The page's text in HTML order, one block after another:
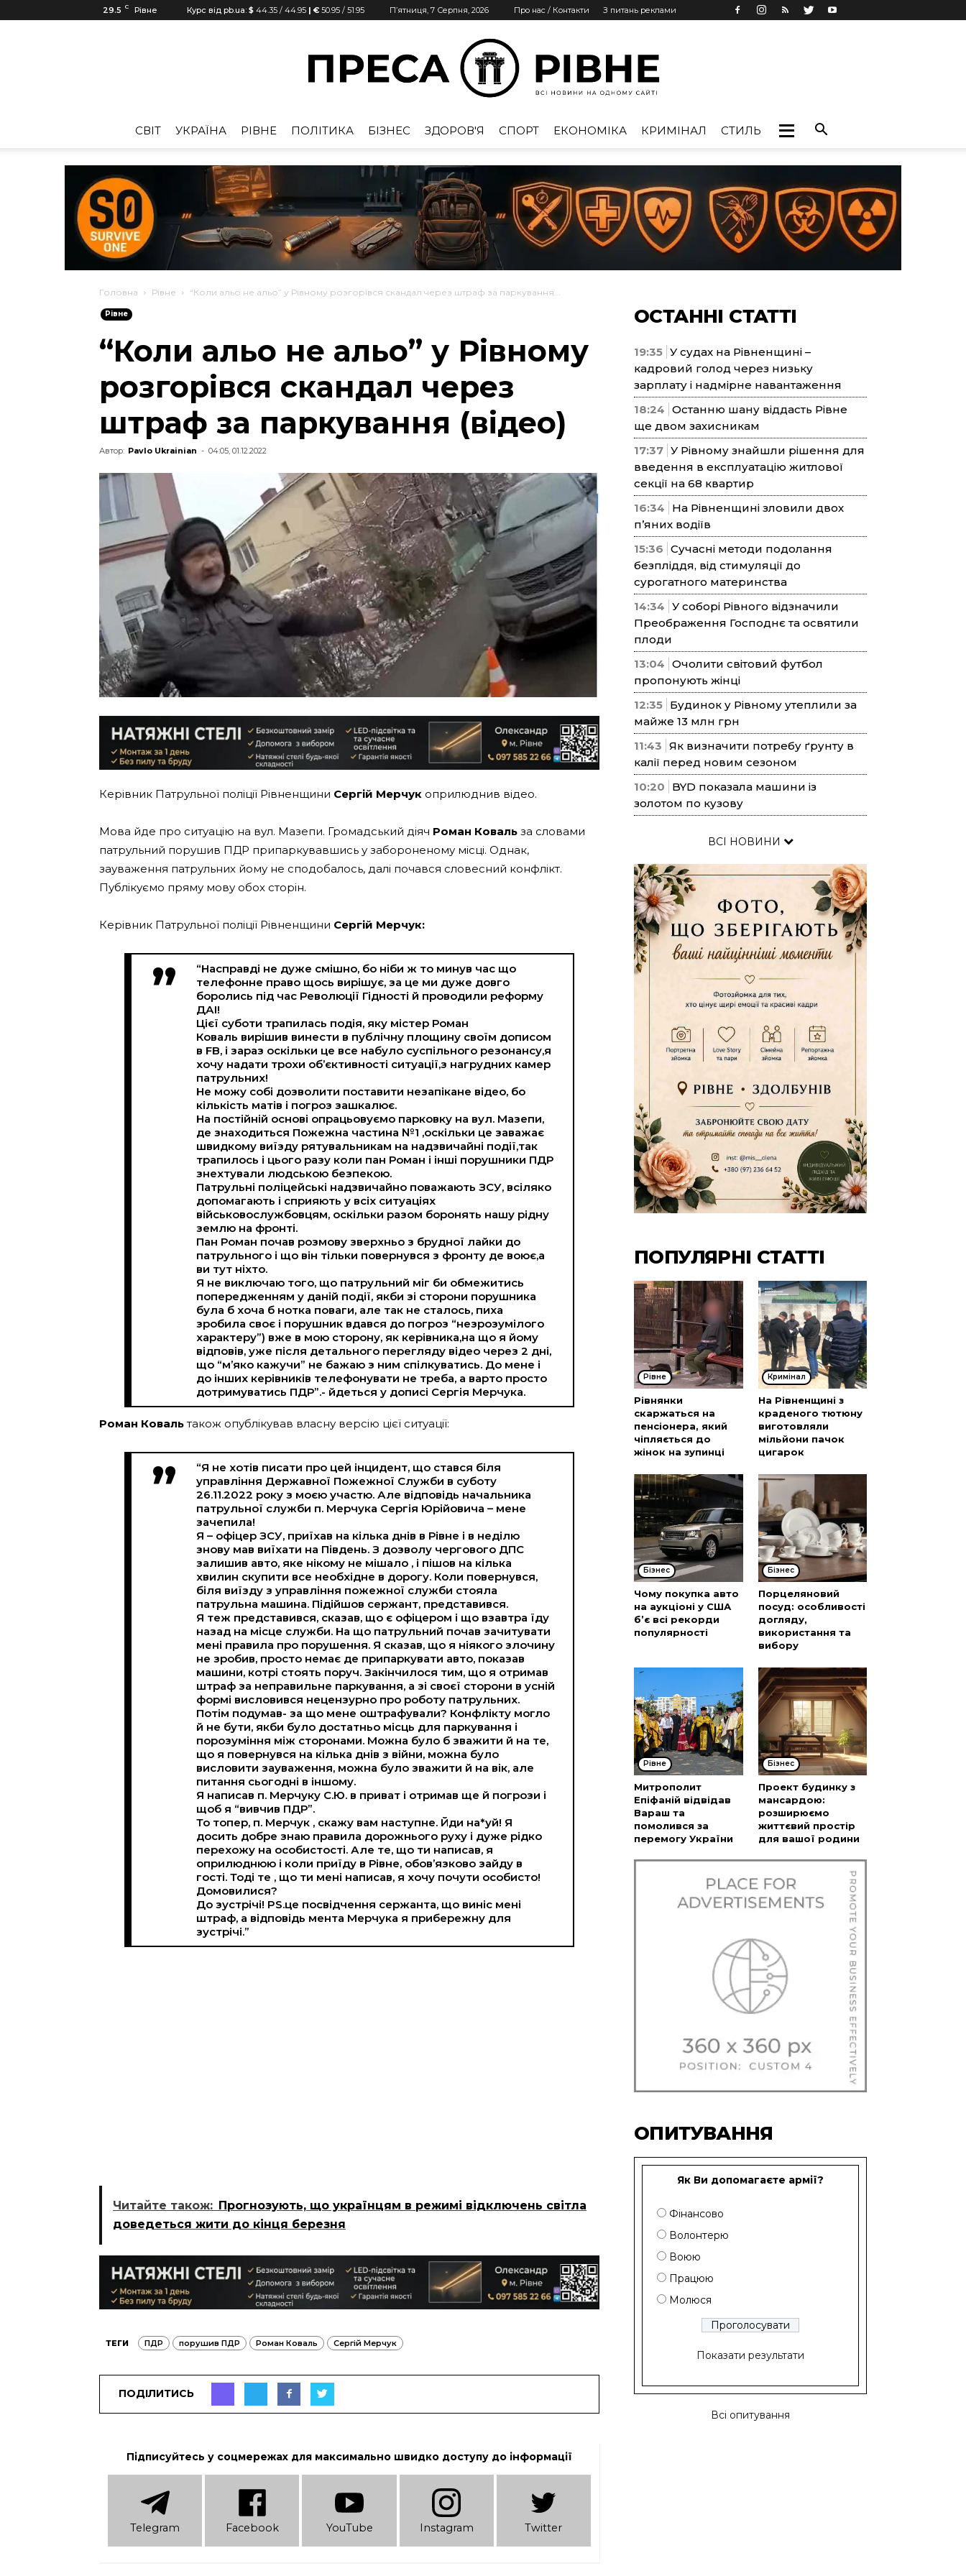
29.5 C Рівне Курс від pb.ua: $ 44.35 / 44.95 | € 50.95 / 51.95 П’ятниця, 7 Серпня, 2026 Про нас / Контакти З питань реклами
Рівне
CВІТ УКРАЇНА РІВНЕ ПОЛІТИКА БІЗНЕС ЗДОРОВ'Я СПОРТ ЕКОНОМІКА КРИМІНАЛ СТИЛЬ
Головна Рівне “Коли альо не альо” у Рівному розгорівся скандал через штраф за паркування...
Рівне
“Коли альо не альо” у Рівному
розгорівся скандал через
штраф за паркування (відео)
Автор: Pavlo Ukrainian - 04:05, 01.12.2022
Керівник Патрульної поліції Рівненщини Сергій Мерчук оприлюднив відео.
Мова йде про ситуацію на вул. Мазепи. Громадський діяч Роман Коваль за словами
патрульний порушив ПДР припаркувавшись у забороненому місці. Однак,
зауваження патрульних йому не сподобалось, далі почався словесний конфлікт.
Публікуємо пряму мову обох сторін.
Керівник Патрульної поліції Рівненщини Сергій Мерчук:
“Насправді не дуже смішно, бо ніби ж то минув час що
телефонне право щось вирішує, за це ми дуже довго
боролись під час Революції Гідності й проводили реформу
ДАІ!
Цієї суботи трапилась подія, яку містер Роман
Коваль вирішив винести в публічну площину своїм дописом
в FB, і зараз оскільки це все набуло суспільного резонансу,я
хочу надати трохи об’єктивності ситуації,з нагрудних камер
патрульних!
Не можу собі дозволити поставити незапікане відео, бо
кількість матів і погроз зашкалює.
На постійній основі опрацьовуємо парковку на вул. Мазепи,
де знаходиться Пожежна частина №1 ,оскільки це заважає
швидкому виїзду рятувальникам на надзвичайні події,так
трапилось і цього разу коли пан Роман і інші порушники ПДР
знехтували людською безпекою.
Патрульні поліцейські надзвичайно поважають ЗСУ, всіляко
допомагають і сприяють у всіх ситуаціях
військовослужбовцям, оскільки разом боронять нашу рідну
землю на фронті.
Пан Роман почав розмову зверхньо з брудної лайки до
патрульного і що він тільки повернувся з фронту де воює,а
ви тут ніхто.
Я не виключаю того, що патрульний міг би обмежитись
попередженням у даній події, якби зі сторони порушника
була б хоча б нотка поваги, але так не сталось, пиха
зробила своє і порушник вдався до погроз “незрозумілого
характеру”) вже в мою сторону, як керівника,на що я йому
відповів, уже після детального перегляду відео через 2 дні,
що “м’яко кажучи” не бажаю з ним спілкуватись. До мене і
до інших керівників телефонувати не треба, а варто просто
дотримуватись ПДР”.- йдеться у дописі Сергія Мерчука.
Роман Ковальтакож опублікував власну версію цієї ситуації:
“Я не хотів писати про цей інцидент, що стався біля
управління Державної Пожежної Служби в суботу
26.11.2022 року з моєю участю. Але відповідь начальника
патрульної служби п. Мерчука Сергія Юрійовича – мене
зачепила!
Я – офіцер ЗСУ, приїхав на кілька днів в Рівне і в неділю
знову мав виїхати на Південь. З дозволу чергового ДПС
залишив авто, яке нікому не мішало , і пішов на кілька
хвилин скупити все необхідне в дорогу. Коли повернувся,
біля виїзду з управління пожежної служби стояла
патрульна машина. Підійшов сержант, представився.
Я теж представився, сказав, що є офіцером і що взавтра їду
назад на місце служби. На що патрульний почав зачитувати
мені правила про порушення. Я сказав, що я ніякого злочину
не зробив, просто немає де припаркувати авто, показав
машини, котрі стоять поруч. Закінчилося тим, що я отримав
штраф за неправильне паркування, а зі своєї сторони в усній
формі висловився нецензурно про роботу патрульних.
Потім подумав- за що мене оштрафували? Конфлікту могло
й не бути, якби було достатньо місць для паркування і
порозуміння між сторонами. Можна було б зважити й на те,
що я повернувся на кілька днів з війни, можна було
висловити зауваження, можна було зважити й на вік, але
питання сьогодні в іншому.
Я написав п. Мерчуку С.Ю. в приват і отримав ще й погрози і
щоб я “вивчив ПДР”.
То топер, п. Мерчук , скажу вам наступне. Йди на*уй! Я
досить добре знаю правила дорожнього руху і дуже рідко
перехожу на особистості. Але те, що ти написав, я
оприлюднюю і коли приїду в Рівне, обов’язково зайду в
гості. Тоді те , що ти мені написав, я хочу почути особисто!
Домовилися?
До зустрічі! PS.це посвідчення сержанта, що виніс мені
штраф, а відповідь мента Мерчука я прибережну для
зустрічі.”
Читайте також: Прогнозують, що українцям в режимі відключень світла
доведеться жити до кінця березня
ТЕГИ ПДР порушив ПДР Роман Коваль Сергій Мерчук
ПОДІЛИТИСЬ
Підписуйтесь у соцмережах для максимально швидко доступу до інформації
Telеgram Facebook YouTube Instagram Twitter
ОСТАННІ СТАТТІ
19:35 У судах на Рівненщині –
кадровий голод через низьку
зарплату і надмірне навантаження
18:24 Останню шану віддасть Рівне
ще двом захисникам
17:37 У Рівному знайшли рішення для
введення в експлуатацію житлової
секції на 68 квартир
16:34
На Рівненщині зловили двох
п’яних водіїв
15:36 Сучасні методи подолання
безпліддя, від стимуляції до
сурогатного материнства
14:34 У соборі Рівного відзначили
Преображення Господнє та освятили
плоди
13:04 Очолити світовий футбол
пропонують жінці
12:35 Будинок у Рівному утеплили за
майже 13 млн грн
11:43 Як визначити потребу ґрунту в
калії перед новим сезоном
10:20
BYD показала машини із
золотом по кузову
ВСІ НОВИНИ
ПОПУЛЯРНІ СТАТТІ
Рівне
Рівнянки
скаржаться на
пенсіонера, який
чіпляється до
жінок на зупинці
Кримінал
На Рівненщині з
краденого тютюну
виготовляли
мільйони пачок
цигарок
Бізнес
Чому покупка авто
на аукціоні у США
б’є всі рекорди
популярності
Бізнес
Порцеляновий
посуд: особливості
догляду,
використання та
вибору
Рівне
Митрополит
Епіфаній відвідав
Вараш та
помолився за
перемогу України
Бізнес
Проект будинку з
мансардою:
розширюємо
життєвий простір
для вашої родини
ОПИТУВАННЯ
Як Ви допомагаєте армії?
Фінансово
Волонтерю
Воюю
Працюю
Молюся
Показати результати
Всі опитування